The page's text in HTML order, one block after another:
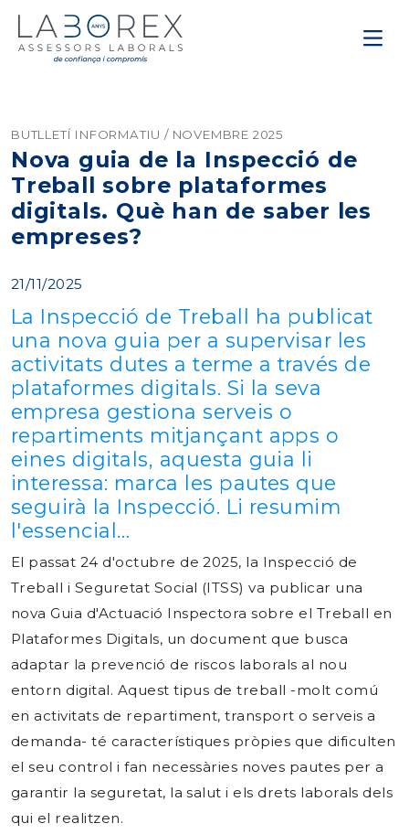
BUTLLETÍ INFORMATIU / NOVEMBRE 2025
Nova guia de la Inspecció de
Treball sobre plataformes
digitals. Què han de saber les
empreses?
21/11/2025
La Inspecció de Treball ha publicat
una nova guia per a supervisar les
activitats dutes a terme a través de
plataformes digitals. Si la seva
empresa gestiona serveis o
repartiments mitjançant apps o
eines digitals, aquesta guia li
interessa: marca les pautes que
seguirà la Inspecció. Li resumim
l'essencial…
El passat 24 d'octubre de 2025, la Inspecció de
Treball i Seguretat Social (ITSS) va publicar una
nova Guia d'Actuació Inspectora sobre el Treball en
Plataformes Digitals, un document que busca
adaptar la prevenció de riscos laborals al nou
entorn digital. Aquest tipus de treball -molt comú
en activitats de repartiment, transport o serveis a
demanda- té característiques pròpies que dificulten
el seu control i fan necessàries noves pautes per a
garantir la seguretat, la salut i els drets laborals dels
qui el realitzen.